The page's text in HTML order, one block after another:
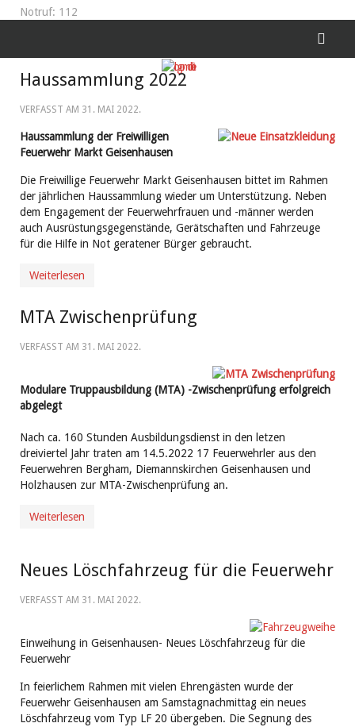
Notruf: 112
Haussammlung 2022
VERFASST AM 31. MAI 2022.
Haussammlung der Freiwilligen
Feuerwehr Markt Geisenhausen
Die Freiwillige Feuerwehr Markt Geisenhausen bittet im Rahmen
der jährlichen Haussammlung wieder um Unterstützung. Neben
dem Engagement der Feuerwehrfrauen und -männer werden
auch Ausrüstungsgegenstände, Gerätschaften und Fahrzeuge
für die Hilfe in Not geratener Bürger gebraucht.
Weiterlesen
MTA Zwischenprüfung
VERFASST AM 31. MAI 2022.
Modulare Truppausbildung (MTA) -Zwischenprüfung erfolgreich
abgelegt
Nach ca. 160 Stunden Ausbildungsdienst in den letzen
dreiviertel Jahr traten am 14.5.2022 17 Feuerwehrler aus den
Feuerwehren Bergham, Diemannskirchen Geisenhausen und
Holzhausen zur MTA-Zwischenprüfung an.
Weiterlesen
Neues Löschfahrzeug für die Feuerwehr
VERFASST AM 31. MAI 2022.
Einweihung in Geisenhausen- Neues Löschfahrzeug für die
Feuerwehr
In feierlichem Rahmen mit vielen Ehrengästen wurde der
Feuerwehr Geisenhausen am Samstagnachmittag ein neues
Löschfahrzeug vom Typ LF 20 übergeben. Die Segnung des